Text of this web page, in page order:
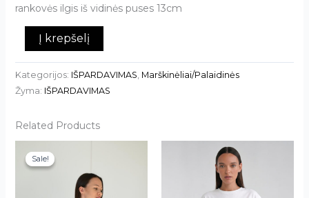
rankovės ilgis iš vidinės puses 13cm
Į krepšelį
Kategorijos: IŠPARDAVIMAS, Marškinėliai/Palaidinės
Žyma: IŠPARDAVIMAS
Related Products
Sale!
Sale!
product